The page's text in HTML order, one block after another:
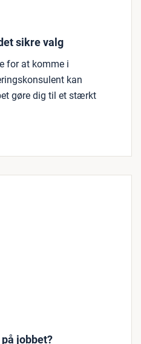
sikre valg
for at komme i
kan
gøre dig til et stærkt
jobbet?